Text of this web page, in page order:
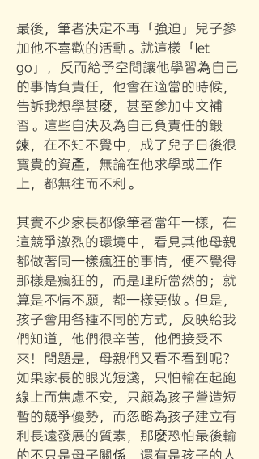
最後，筆者決定不再「強迫」兒子參
加他不喜歡的活動。就這樣「let
go」，反而給予空間讓他學習為自己
的事情負責任，他會在適當的時候，
告訴我想學甚麼，甚至參加中文補
習。這些自決及為自己負責任的鍛
鍊，在不知不覺中，成了兒子日後很
寶貴的資產，無論在他求學或工作
上，都無往而不利。
其實不少家長都像筆者當年一樣，在
這競爭激烈的環境中，看見其他母親
都做著同一樣瘋狂的事情，便不覺得
那樣是瘋狂的，而是理所當然的；就
算是不情不願，都一樣要做。但是，
孩子會用各種不同的方式，反映給我
們知道，他們很辛苦，他們接受不
來！問題是，母親們又看不看到呢？
如果家長的眼光短淺，只怕輸在起跑
線上而焦慮不安，只顧為孩子營造短
暫的競爭優勢，而忽略為孩子建立有
利長遠發展的質素，那麼恐怕最後輸